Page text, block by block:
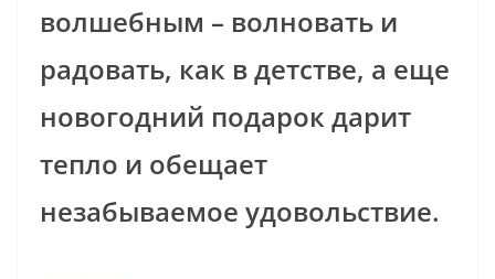
волшебным – волновать и
радовать, как в детстве, а еще
новогодний подарок дарит
тепло и обещает
незабываемое удовольствие.